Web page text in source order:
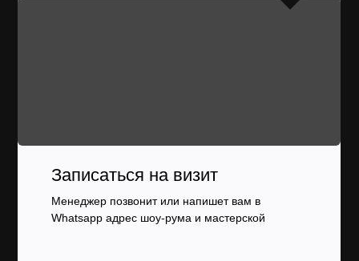
Записаться на визит
Менеджер позвонит или напишет вам в
Whatsapp адрес шоу-рума и мастерской